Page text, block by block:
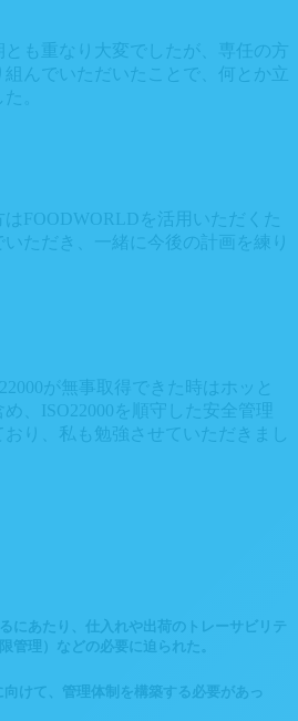
も重なり大変でしたが、専任の方
んでいただいたことで、何とか立
。
FOODWORLDを活用いただくた
ただき、一緒に今後の計画を練り
が無事取得できた時はホッと
、ISO22000を順守した安全管理
り、私も勉強させていただきまし
にあたり、仕入れや出荷のトレーサビリテ
管理）などの必要に迫られた。
向けて、管理体制を構築する必要があっ